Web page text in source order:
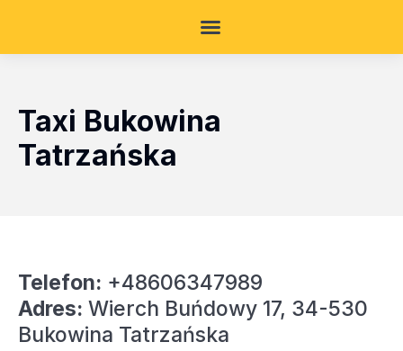
Taxi Bukowina
Tatrzańska
Telefon: +48606347989
Adres: Wierch Buńdowy 17, 34-530
Bukowina Tatrzańska